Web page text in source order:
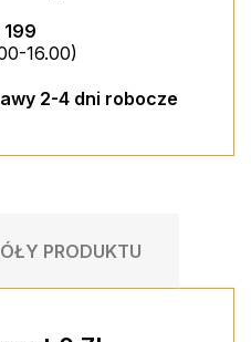
PLN
199
16.00)
2-4 dni robocze
PRODUKTU